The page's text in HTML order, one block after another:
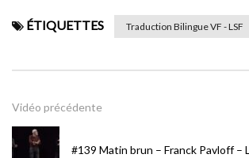
ÉTIQUETTES Traduction Bilingue VF - LSF
Vidéo précédente
#139 Matin brun – Franck Pavloff –